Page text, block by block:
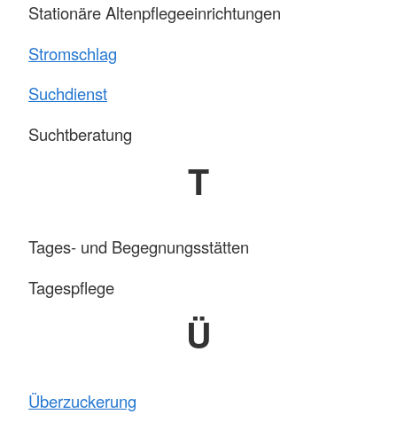
Stationäre Altenpflegeeinrichtungen
Stromschlag
Suchdienst
Suchtberatung
T
Tages- und Begegnungsstätten
Tagespflege
Ü
Überzuckerung